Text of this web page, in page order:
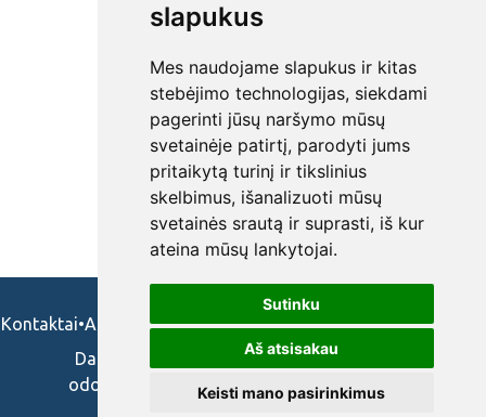
slapukus
Mes naudojame slapukus ir kitas
stebėjimo technologijas, siekdami
pagerinti jūsų naršymo mūsų
svetainėje patirtį, parodyti jums
pritaikytą turinį ir tikslinius
skelbimus, išanalizuoti mūsų
svetainės srautą ir suprasti, iš kur
ateina mūsų lankytojai.
Sutinku
Aš atsisakau
Keisti mano pasirinkimus
Kontaktai•Apie mus•Naudojimosi taisykės•Privatumo politika
Darbo skelbimai ir pasiūlymai: gydytojams,
odontologams, slaugytojams, veterinarams,